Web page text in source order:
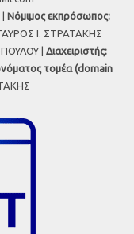
Νόμιμος εκπρόσωπος:
Ι. ΣΤΡΑΤΑΚΗΣ
| Διαχειριστής:
τομέα (domain